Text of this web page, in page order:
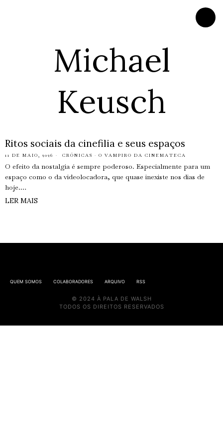
Michael
Keusch
Ritos sociais da cinefilia e seus espaços
11 DE MAIO, 2026 CRÓNICAS · O VAMPIRO DA CINEMATECA
O efeito da nostalgia é sempre poderoso. Especialmente para um
espaço como o da videolocadora, que quase inexiste nos dias de
hoje.…
LER MAIS
QUEM SOMOS COLABORADORES ARQUIVO RSS
© 2024 À PALA DE WALSH
TODOS OS DIREITOS RESERVADOS